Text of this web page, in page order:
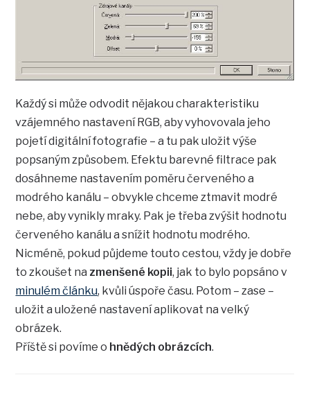
Každý si může odvodit nějakou charakteristiku
vzájemného nastavení RGB, aby vyhovovala jeho
pojetí digitální fotografie – a tu pak uložit výše
popsaným způsobem. Efektu barevné filtrace pak
dosáhneme nastavením poměru červeného a
modrého kanálu – obvykle chceme ztmavit modré
nebe, aby vynikly mraky. Pak je třeba zvýšit hodnotu
červeného kanálu a snížit hodnotu modrého.
Nicméně, pokud půjdeme touto cestou, vždy je dobře
to zkoušet na zmenšené kopii, jak to bylo popsáno v
minulém článku, kvůli úspoře času. Potom – zase –
uložit a uložené nastavení aplikovat na velký
obrázek.
Příště si povíme o hnědých obrázcích.